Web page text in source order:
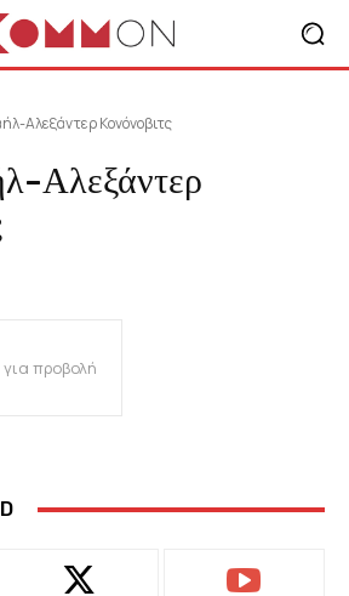
Αλεξάντερ Κονόνοβιτς
Αλεξάντερ
προβολή